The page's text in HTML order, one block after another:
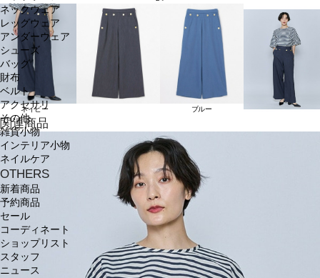
ネックウェア
レッグウェア
アンダーウェア
シューズ
バッグ
財布
ベルト
アクセサリ
その他
雑貨小物
インテリア小物
ネイルケア
OTHERS
新着商品
予約商品
セール
コーディネート
ショップリスト
スタッフ
ニュース
ネイビー ブルー
関連商品